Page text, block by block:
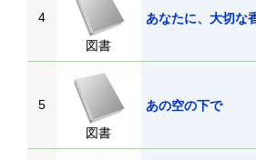
4
図書
あなたに、大切な
5
図書
あの空の下で